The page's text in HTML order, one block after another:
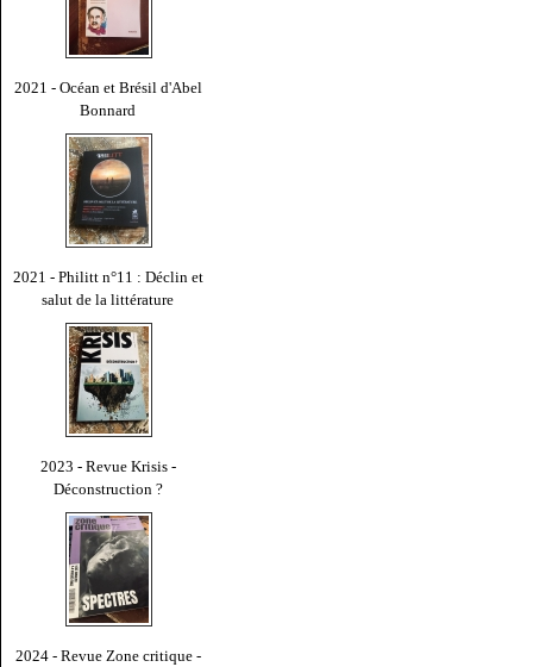
2021 - Océan et Brésil d'Abel
Bonnard
2021 - Philitt n°11 : Déclin et
salut de la littérature
2023 - Revue Krisis -
Déconstruction ?
2024 - Revue Zone critique -